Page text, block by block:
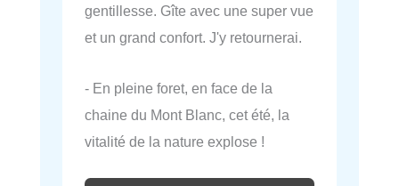
gentillesse. Gîte avec une super vue
et un grand confort. J'y retournerai.
- En pleine foret, en face de la
chaine du Mont Blanc, cet été, la
vitalité de la nature explose !